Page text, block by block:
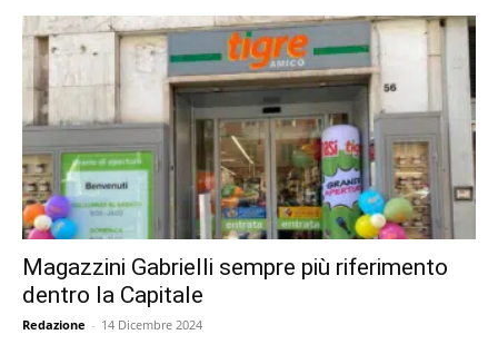
Magazzini Gabrielli sempre più riferimento
dentro la Capitale
Redazione - 14 Dicembre 2024